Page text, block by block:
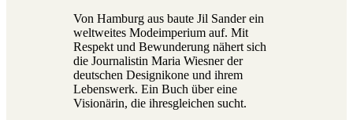
Von Hamburg aus baute Jil Sander ein
weltweites Modeimperium auf. Mit
Respekt und Bewunderung nähert sich
die Journalistin Maria Wiesner der
deutschen Designikone und ihrem
Lebenswerk. Ein Buch über eine
Visionärin, die ihresgleichen sucht.